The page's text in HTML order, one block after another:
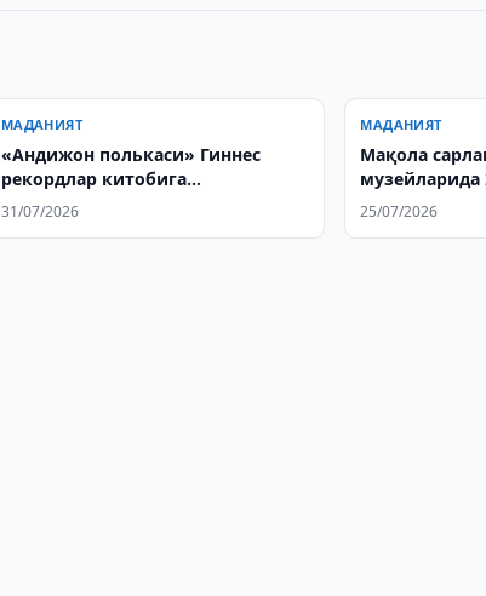
МАДАНИЯТ
«Андижон полькаси» Гиннес
рекордлар китобига
киритилиши учун 730 млн сўм
31/07/2026
МАДАНИЯТ
Мақола
экспонат
25/07/2026